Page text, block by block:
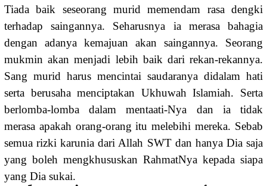
Tiada baik seseorang murid memendam rasa dengki
terhadap saingannya. Seharusnya ia merasa bahagia
dengan adanya kemajuan akan saingannya. Seorang
mukmin akan menjadi lebih baik dari rekan-rekannya.
Sang murid harus mencintai saudaranya didalam hati
serta berusaha menciptakan Ukhuwah Islamiah. Serta
berlomba-lomba dalam mentaati-Nya dan ia tidak
merasa apakah orang-orang itu melebihi mereka. Sebab
semua rizki karunia dari Allah SWT dan hanya Dia saja
yang boleh mengkhususkan RahmatNya kepada siapa
yang Dia sukai.